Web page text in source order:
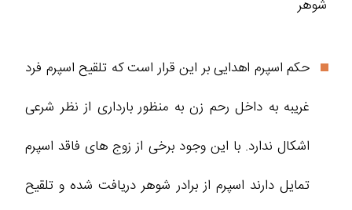
شوهر
حکم اسپرم اهدایی بر این قرار است که تلقیح اسپرم فرد
غریبه به داخل رحم زن به منظور بارداری از نظر شرعی
اشکال ندارد. با این وجود برخی از زوج های فاقد اسپرم
تمایل دارند اسپرم از برادر شوهر دریافت شده و تلقیح